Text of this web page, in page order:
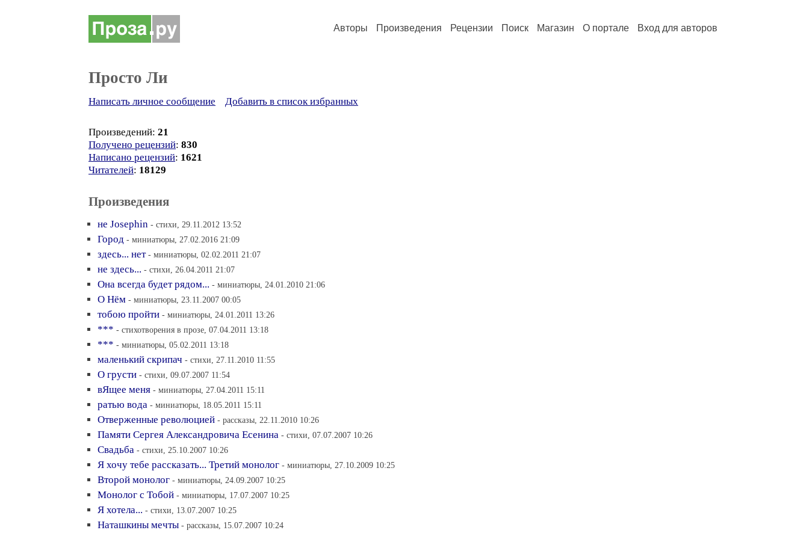
Авторы Произведения Рецензии Поиск Магазин О портале Вход для авторов
Просто Ли
Написать личное сообщение Добавить в список избранных
Произведений: 21
Получено рецензий: 830
Написано рецензий: 1621
Читателей: 18129
Произведения
не Josephin - стихи, 29.11.2012 13:52
Город - миниатюры, 27.02.2016 21:09
здесь... нет - миниатюры, 02.02.2011 21:07
не здесь... - стихи, 26.04.2011 21:07
Она всегда будет рядом... - миниатюры, 24.01.2010 21:06
О Нём - миниатюры, 23.11.2007 00:05
тобою пройти - миниатюры, 24.01.2011 13:26
*** - стихотворения в прозе, 07.04.2011 13:18
*** - миниатюры, 05.02.2011 13:18
маленький скрипач - стихи, 27.11.2010 11:55
О грусти - стихи, 09.07.2007 11:54
вЯщее меня - миниатюры, 27.04.2011 15:11
ратью вода - миниатюры, 18.05.2011 15:11
Отверженные революцией - рассказы, 22.11.2010 10:26
Памяти Сергея Александровича Есенина - стихи, 07.07.2007 10:26
Свадьба - стихи, 25.10.2007 10:26
Я хочу тебе рассказать... Третий монолог - миниатюры, 27.10.2009 10:25
Второй монолог - миниатюры, 24.09.2007 10:25
Монолог с Тобой - миниатюры, 17.07.2007 10:25
Я хотела... - стихи, 13.07.2007 10:25
Наташкины мечты - рассказы, 15.07.2007 10:24